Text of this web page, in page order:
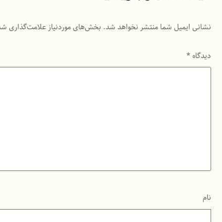
نشانی ایمیل شما منتشر نخواهد شد. بخش‌های موردنیاز علامت‌گذاری
دیدگاه*
نام